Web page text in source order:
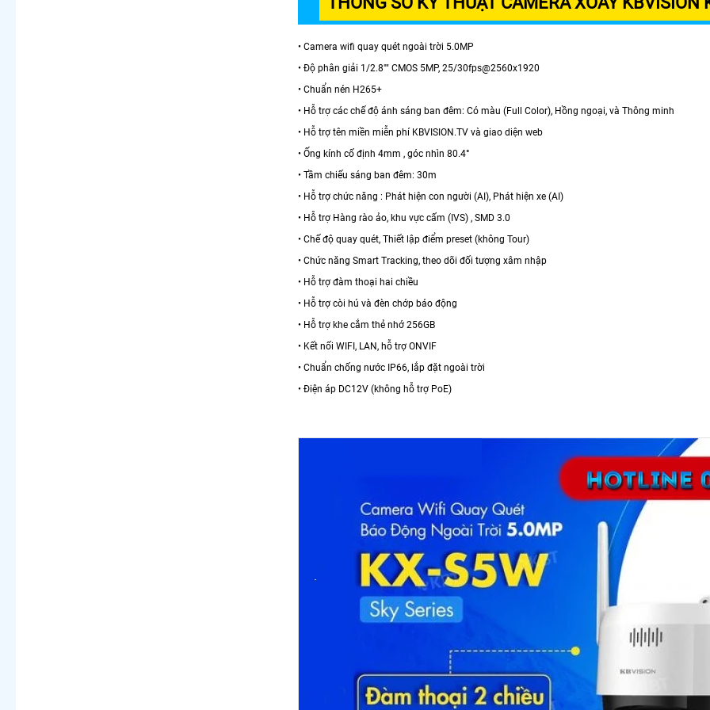
• Camera wifi quay quét ngoài trời 5.0MP
• Độ phân giải 1/2.8"" CMOS 5MP, 25/30fps@2560x1920
• Chuẩn nén H265+
• Hỗ trợ các chế độ ánh sáng ban đêm: Có màu (Full Color), Hồng ngoại, và Thông minh
• Hỗ trợ tên miền miễn phí KBVISION.TV và giao diện web
• Ống kính cố định 4mm , góc nhìn 80.4°
• Tầm chiếu sáng ban đêm: 30m
• Hỗ trợ chức năng : Phát hiện con người (AI), Phát hiện xe (AI)
• Hỗ trợ Hàng rào ảo, khu vực cấm (IVS) , SMD 3.0
• Chế độ quay quét, Thiết lập điểm preset (không Tour)
• Chức năng Smart Tracking, theo dõi đối tượng xâm nhập
• Hỗ trợ đàm thoại hai chiều
• Hỗ trợ còi hú và đèn chớp báo động
• Hỗ trợ khe cắm thẻ nhớ 256GB
• Kết nối WIFI, LAN, hỗ trợ ONVIF
• Chuẩn chống nước IP66, lắp đặt ngoài trời
• Điện áp DC12V (không hỗ trợ PoE)